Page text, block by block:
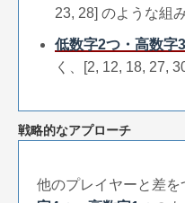
23, 28] のような組
低数字2つ・高数字
く、[2, 12, 18, 27,
戦略的なアプローチ
他のプレイヤーと差